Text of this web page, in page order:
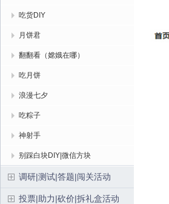
吃货DIY
月饼君
翻翻看（嫦娥在哪）
吃月饼
浪漫七夕
吃粽子
神射手
别踩白块DIY|微信方块
调研|测试|答题|闯关活动
投票|助力|砍价|拆礼盒活动